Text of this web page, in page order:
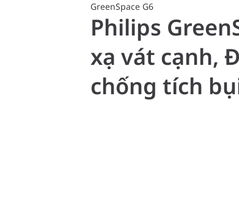
GreenSpace G6
Philips
xạ vát cạnh,
chống tích